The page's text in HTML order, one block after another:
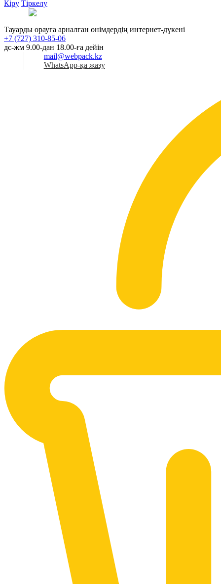
Кіру Тіркелу
Тауарды орауға арналған өнімдердің интернет-дүкені
+7 (727) 310-85-06
дс-жм 9.00-дан 18.00-ға дейін
mail@webpack.kz
WhatsApp-қа жазу